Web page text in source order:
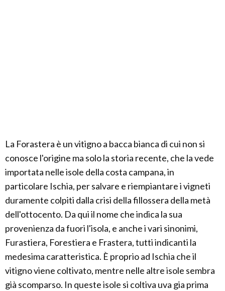
La Forastera è un vitigno a bacca bianca di cui non si
conosce l'origine ma solo la storia recente, che la vede
importata nelle isole della costa campana, in
particolare Ischia, per salvare e riempiantare i vigneti
duramente colpiti dalla crisi della fillossera della metà
dell'ottocento. Da qui il nome che indica la sua
provenienza da fuori l'isola, e anche i vari sinonimi,
Furastiera, Forestiera e Frastera, tutti indicanti la
medesima caratteristica. È proprio ad Ischia che il
vitigno viene coltivato, mentre nelle altre isole sembra
già scomparso. In queste isole si coltiva uva gia prima